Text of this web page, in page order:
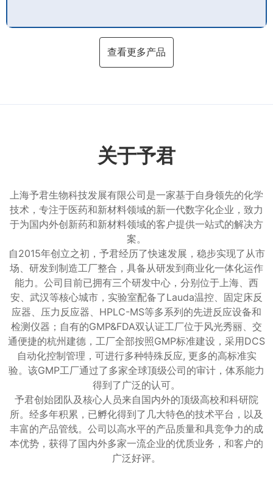
查看更多产品
关于予君
上海予君生物科技发展有限公司是一家基于自身领先的化学
技术，专注于医药和新材料领域的新一代数字化企业，致力
于为国内外创新药和新材料领域的客户提供一站式的解决方
案。
自2015年创立之初，予君经历了快速发展，稳步实现了从市
场、研发到制造工厂整合，具备从研发到商业化一体化运作
能力。公司目前已拥有三个研发中心，分别位于上海、西
安、武汉等核心城市，实验室配备了Lauda温控、固定床反
应器、压力反应器、HPLC-MS等多系列的先进反应设备和
检测仪器；自有的GMP&FDA双认证工厂位于风光秀丽、交
通便捷的杭州建德，工厂全部按照GMP标准建设，采用DCS
自动化控制管理，可进行多种特殊反应, 更多的高标准实
验。该GMP工厂通过了多家全球顶级公司的审计，体系能力
得到了广泛的认可。
予君创始团队及核心人员来自国内外的顶级高校和科研院
所。经多年积累，已孵化得到了几大特色的技术平台，以及
丰富的产品管线。公司以高水平的产品质量和具竞争力的成
本优势，获得了国内外多家一流企业的优质业务，和客户的
广泛好评。